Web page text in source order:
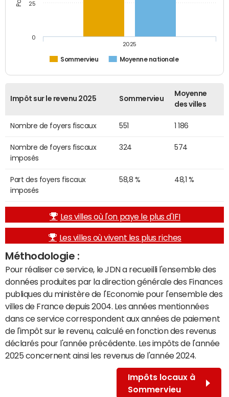
Sommervieu Moyenne nationale
2025
0
25
Impôt sur le revenu 2025 Sommervieu
Moyenne
des villes
Nombre de foyers fiscaux 551 1 186
Nombre de foyers fiscaux
imposés
324 574
Part des foyers fiscaux
imposés
58,8 % 48,1 %
Les villes où l'on paye le plus d'IFI
Les villes où vivent les plus riches
Méthodologie :
Pour réaliser ce service, le JDN a recueilli l'ensemble des
données produites par la direction générale des Finances
publiques du ministère de l'Economie pour l'ensemble des
villes de France depuis 2004. Les années mentionnées
dans ce service correspondent aux années de paiement
de l'impôt sur le revenu, calculé en fonction des revenus
déclarés pour l'année précédente. Les impôts de l'année
2025 concernent ainsi les revenus de l'année 2024.
Impôts locaux à
Sommervieu